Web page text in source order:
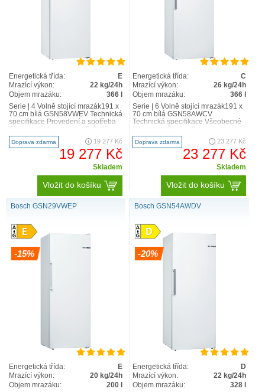
Energetická třída:
E
Mrazící výkon:
22 kg/24h
Objem mrazáku:
366 l
Serie | 4 Volně stojící mrazák191 x
70 cm bílá GSN58VWEV Technická
specifikace Provedení a spotřeba
celkový..
Doprava zdarma 19 277 Kč
19 277 Kč
Skladem
Vložit do košíku
Energetická třída:
C
Mrazící výkon:
26 kg/24h
Objem mrazáku:
366 l
Serie | 6 Volně stojící mrazák191 x
70 cm bílá GSN58AWCV
Technická specifikace Všeobecné
366 l bílá NoFros..
Doprava zdarma 23 277 Kč
23 277 Kč
Skladem
Vložit do košíku
Bosch GSN29VWEP
-15%
Energetická třída:
E
Mrazící výkon:
20 kg/24h
Objem mrazáku:
200 l
Bosch GSN54AWDV
-20%
Energetická třída:
D
Mrazící výkon:
22 kg/24h
Objem mrazáku:
328 l